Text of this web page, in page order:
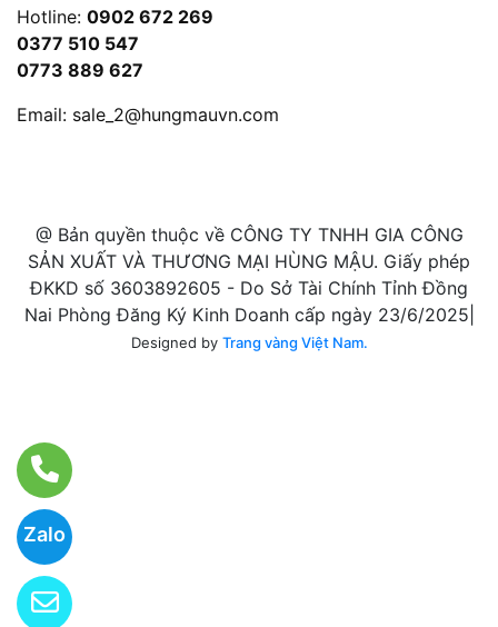
Zalo
Hotline: 0902 672 269
0377 510 547
0773 889 627
Email: sale_2@hungmauvn.com
@ Bản quyền thuộc về CÔNG TY TNHH GIA CÔNG
SẢN XUẤT VÀ THƯƠNG MẠI HÙNG MẬU. Giấy phép
ĐKKD số 3603892605 - Do Sở Tài Chính Tỉnh Đồng
Nai Phòng Đăng Ký Kinh Doanh cấp ngày 23/6/2025|
Designed by Trang vàng Việt Nam.